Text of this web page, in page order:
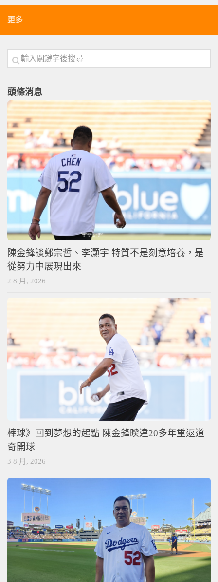
更多
頭條消息
陳金鋒談鄭宗哲、李灝宇 特質不是刻意培養，是
從努力中展現出來
2 8 月, 2026
棒球》回到夢想的起點 陳金鋒睽違20多年重返道
奇開球
3 8 月, 2026